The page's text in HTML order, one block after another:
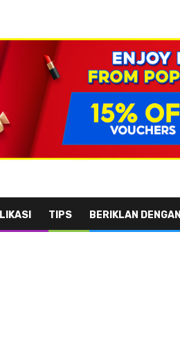
TIPS BERIKLAN